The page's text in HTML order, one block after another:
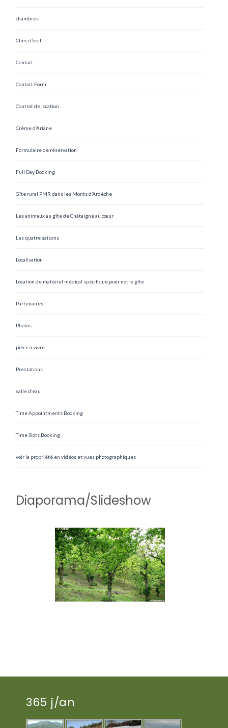
chambres
Clins d’oeil
Contact
Contact Form
Contrat de location
Crème d’Ariane
Formulaire de réservation
Full Day Booking
Gîte rural PMR dans les Monts d’Ardèche
Les animaux au gîte de Châtaigne au cœur
Les quatre saisons
Localisation
Location de matériel médical spécifique pour notre gîte
Partenaires
Photos
pièce à vivre
Prestations
salle d’eau
Time Appointments Booking
Time Slots Booking
voir la propriété en vidéos et vues photographiques
Diaporama/Slideshow
365 j/an